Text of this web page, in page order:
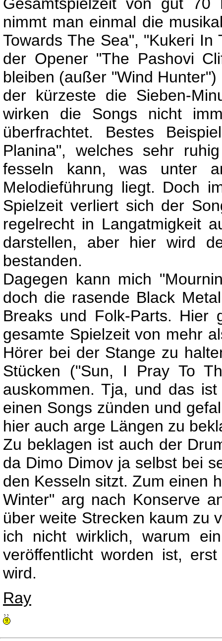
nimmt man einmal die
Towards The Sea", "Kukeri
der Opener "The Pashovi
bleiben (außer "Wind
der kürzeste die Sieben-
wirken die Songs nicht
überfrachtet. Bestes
Planina", welches sehr
fesseln kann, was unter
Melodieführung liegt. Doch
Spielzeit verliert sich der
regelrecht in Langatmigkeit
darstellen, aber hier wird
bestanden.
Dagegen kann mich
doch die rasende Black
Breaks und Folk-Parts.
gesamte Spielzeit von mehr
Hörer bei der Stange zu
Stücken ("Sun, I Pray To
auskommen. Tja, und das
einen Songs zünden und
hier auch arge Längen zu
Zu beklagen ist auch der
da Dimo Dimov ja selbst bei
den Kesseln sitzt. Zum einen
Winter" arg nach Konserve
über weite Strecken kaum zu
ich nicht wirklich, warum
veröffentlicht worden ist,
wird.
Ray